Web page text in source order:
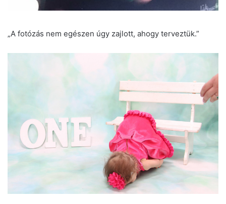
„A fotózás nem egészen úgy zajlott, ahogy terveztük.”